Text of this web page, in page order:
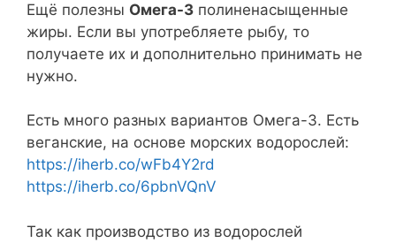
Ещё полезны Омега-3 полиненасыщенные
жиры. Если вы употребляете рыбу, то
получаете их и дополнительно принимать не
нужно.
Есть много разных вариантов Омега-3. Есть
веганские, на основе морских водорослей:
https://iherb.co/wFb4Y2rd
https://iherb.co/6pbnVQnV
Так как производство из водорослей